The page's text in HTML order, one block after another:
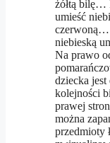
żółtą bilę…
umieść
czerwoną…
niebieską
Na prawo
dziecka
kolejności
prawej
można
przedmioty